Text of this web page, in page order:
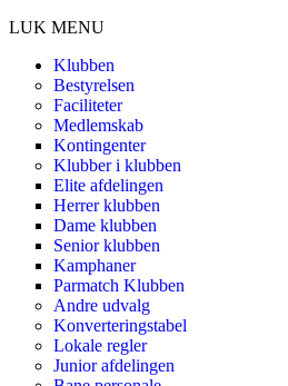
LUK MENU
Klubben
Bestyrelsen
Faciliteter
Medlemskab
Kontingenter
Klubber i klubben
Elite afdelingen
Herrer klubben
Dame klubben
Senior klubben
Kamphaner
Parmatch Klubben
Andre udvalg
Konverteringstabel
Lokale regler
Junior afdelingen